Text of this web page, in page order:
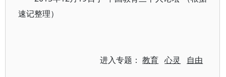
速记整理）
进入专题：教育 心灵 自由